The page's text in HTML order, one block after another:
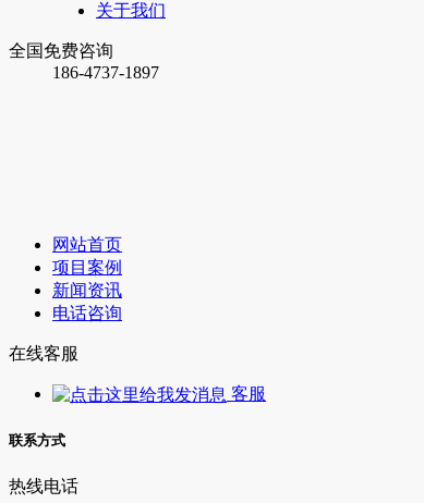
关于我们
全国免费咨询
186-4737-1897
网站首页
项目案例
新闻资讯
电话咨询
在线客服
客服
联系方式
热线电话